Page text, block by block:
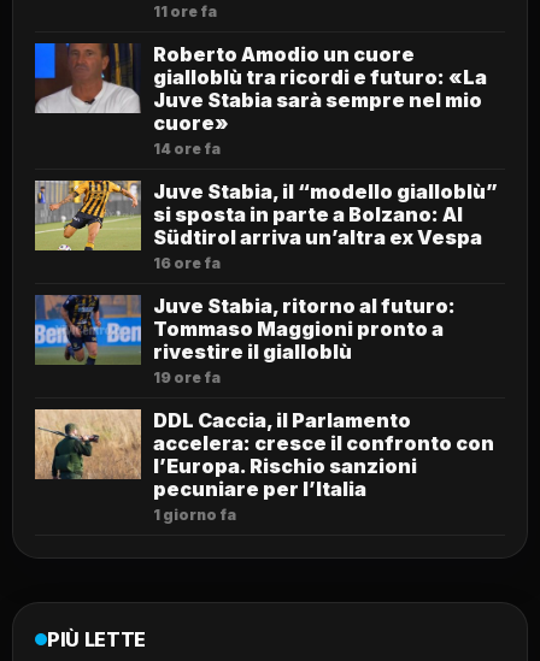
11 ore fa
Roberto Amodio un cuore
gialloblù tra ricordi e futuro: «La
Juve Stabia sarà sempre nel mio
cuore»
14 ore fa
Juve Stabia, il “modello gialloblù”
si sposta in parte a Bolzano: Al
Südtirol arriva un’altra ex Vespa
16 ore fa
Juve Stabia, ritorno al futuro:
Tommaso Maggioni pronto a
rivestire il gialloblù
19 ore fa
DDL Caccia, il Parlamento
accelera: cresce il confronto con
l’Europa. Rischio sanzioni
pecuniare per l’Italia
1 giorno fa
PIÙ LETTE